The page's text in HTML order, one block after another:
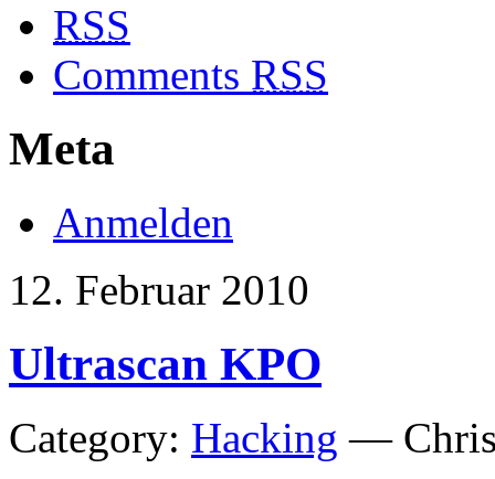
RSS
Comments RSS
Meta
Anmelden
12. Februar 2010
Ultrascan KPO
Category: Hacking —